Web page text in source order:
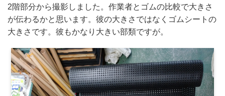
2階部分から撮影しました。作業者とゴムの比較で大きさ
が伝わるかと思います。彼の大きさではなくゴムシートの
大きさです。彼もかなり大きい部類ですが。